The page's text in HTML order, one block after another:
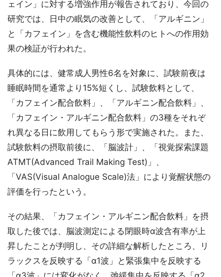
ェイン」に対する増強作用が報告されており、今回の
研究では、日中の眠気の改善として、「アルギニン」
と「カフェイン」を含む機能性飲料のヒトへの作用効
果の検証が行われた。
具体的には、健常成人男性6名を対象に、試験前夜は
睡眠時間を通常より15%短くし、試験飲料として、
「カフェイン配合飲料」、「アルギニン配合飲料」、
「カフェイン・アルギニン配合飲料」の3種をそれぞ
れ異なる日に飲用してもらう形で実施された。また、
試験飲料の摂取前後に、「脳波計」、「視覚探索課題
ATMT(Advanced Trail Making Test)」、
「VAS(Visual Analogue Scale)法」により覚醒状態の
評価を行ったという。
その結果、「カフェイン・アルギニン配合飲料」を摂
取した後では、脳波測定による閉眼時α波含有率が上
昇したことが判明し、その詳細な解析したところ、リ
ラックスを反映する「α1波」と緊張集中を反映する